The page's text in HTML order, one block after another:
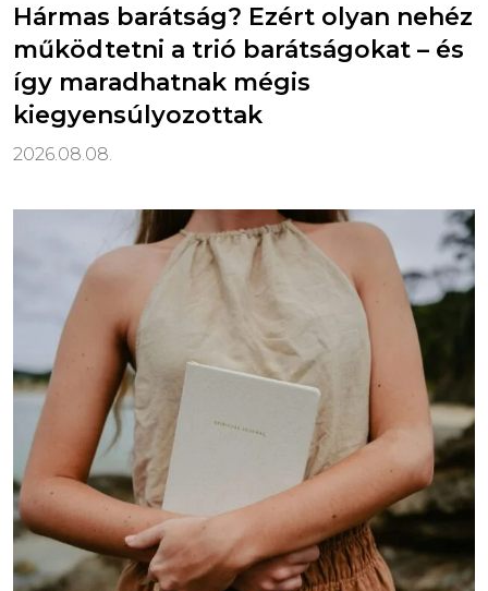
Hármas barátság? Ezért olyan nehéz
működtetni a trió barátságokat – és
így maradhatnak mégis
kiegyensúlyozottak
2026.08.08.